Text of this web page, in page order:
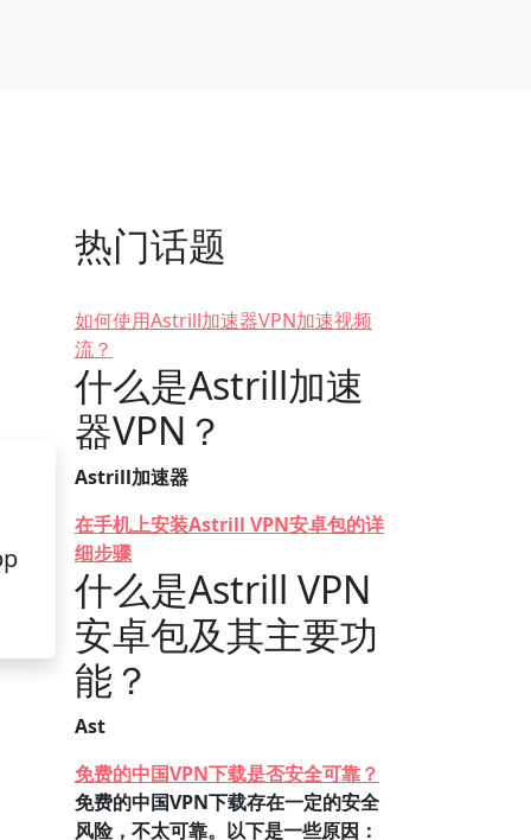
热门话题
如何使用Astrill加速器VPN加速视频
流？
什么是Astrill加速
器VPN？
Astrill加速器
在手机上安装Astrill VPN安卓包的详
细步骤
什么是Astrill VPN
安卓包及其主要功
能？
Ast
免费的中国VPN下载是否安全可靠？
免费的中国VPN下载存在一定的安全
风险，不太可靠。以下是一些原因：